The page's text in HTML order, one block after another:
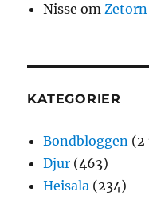
Nisse om
KATEGORIER
Bondbloggen (2
Djur (463)
Heisala (234)